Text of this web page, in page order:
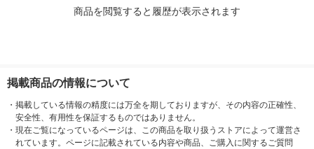
商品を閲覧すると履歴が表示されます
掲載商品の情報について
・ 掲載している情報の精度には万全を期しておりますが、その内容の正確性、
安全性、有用性を保証するものではありません。
・ 現在ご覧になっているページは、この商品を取り扱うストアによって運営さ
れています。ページに記載されている内容や商品、ご購入に関するご質問